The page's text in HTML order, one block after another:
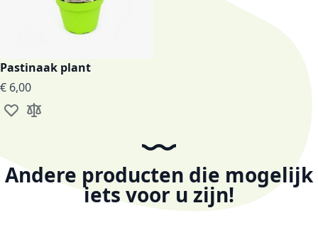
Pastinaak plant
€ 6,00
Voeg toe aan verlanglijst
Toevoegen om te vergelijken
Andere producten die mogelijk
iets voor u zijn!